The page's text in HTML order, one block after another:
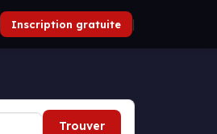
Inscription gratuite |
Trouver